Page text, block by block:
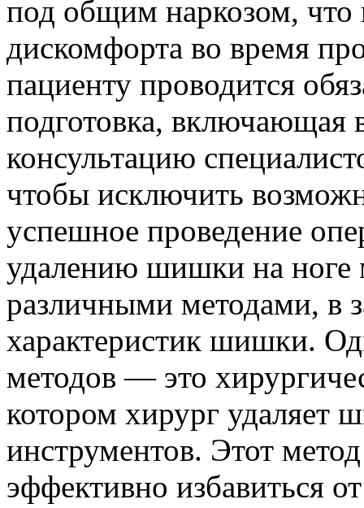
под общим наркозом, что
дискомфорта во время
пациенту проводится
подготовка, включающая
консультацию
чтобы исключить
успешное проведение
удалению шишки на ноге
различными методами, в
характеристик шишки.
методов — это
котором хирург
инструментов. Этот
эффективно избавиться